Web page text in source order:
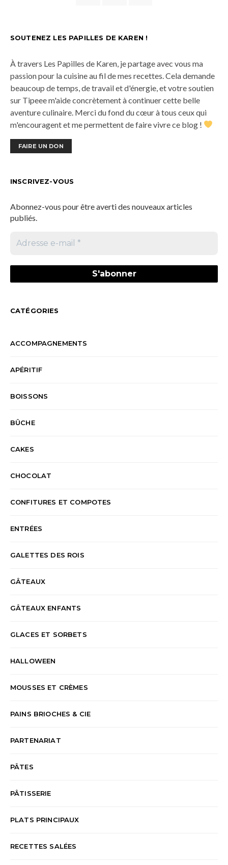
SOUTENEZ LES PAPILLES DE KAREN !
À travers Les Papilles de Karen, je partage avec vous ma
passion pour la cuisine au fil de mes recettes. Cela demande
beaucoup de temps, de travail et d'énergie, et votre soutien
sur Tipeee m'aide concrètement à continuer cette belle
aventure culinaire. Merci du fond du cœur à tous ceux qui
m'encouragent et me permettent de faire vivre ce blog !
FAIRE UN DON
INSCRIVEZ-VOUS
Abonnez-vous pour être averti des nouveaux articles
publiés.
CATÉGORIES
ACCOMPAGNEMENTS
APÉRITIF
BOISSONS
BÛCHE
CAKES
CHOCOLAT
CONFITURES ET COMPOTES
ENTRÉES
GALETTES DES ROIS
GÂTEAUX
GÂTEAUX ENFANTS
GLACES ET SORBETS
HALLOWEEN
MOUSSES ET CRÈMES
PAINS BRIOCHES & CIE
PARTENARIAT
PÂTES
PÂTISSERIE
PLATS PRINCIPAUX
RECETTES SALÉES